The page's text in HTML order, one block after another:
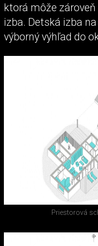
ktorá môže
izba. Detská izba
výborný výhľad do
Priestorová